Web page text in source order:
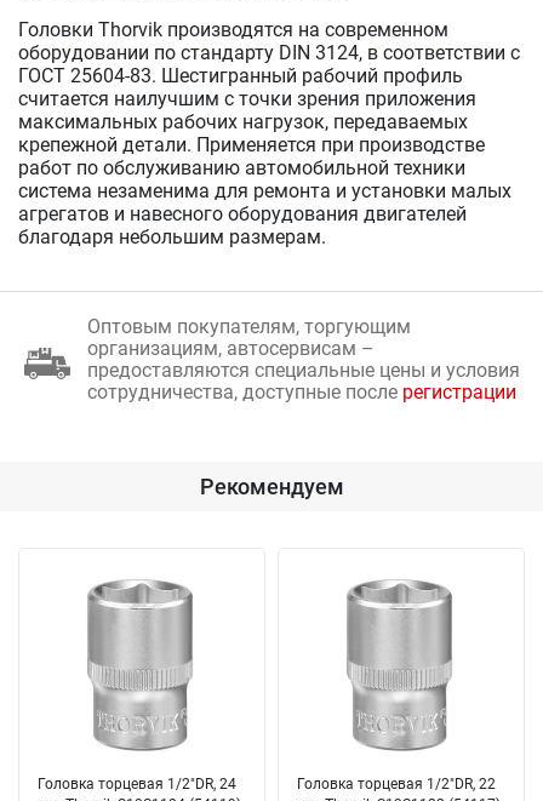
Головки Thorvik производятся на современном
оборудовании по стандарту DIN 3124, в соответствии с
ГОСТ 25604-83. Шестигранный рабочий профиль
считается наилучшим с точки зрения приложения
максимальных рабочих нагрузок, передаваемых
крепежной детали. Применяется при производстве
работ по обслуживанию автомобильной техники
система незаменима для ремонта и установки малых
агрегатов и навесного оборудования двигателей
благодаря небольшим размерам.
Оптовым покупателям, торгующим
организациям, автосервисам –
предоставляются специальные цены и условия
сотрудничества, доступные после регистрации
Рекомендуем
Головка торцевая 1/2"DR, 24
Головка торцевая 1/2"DR, 22